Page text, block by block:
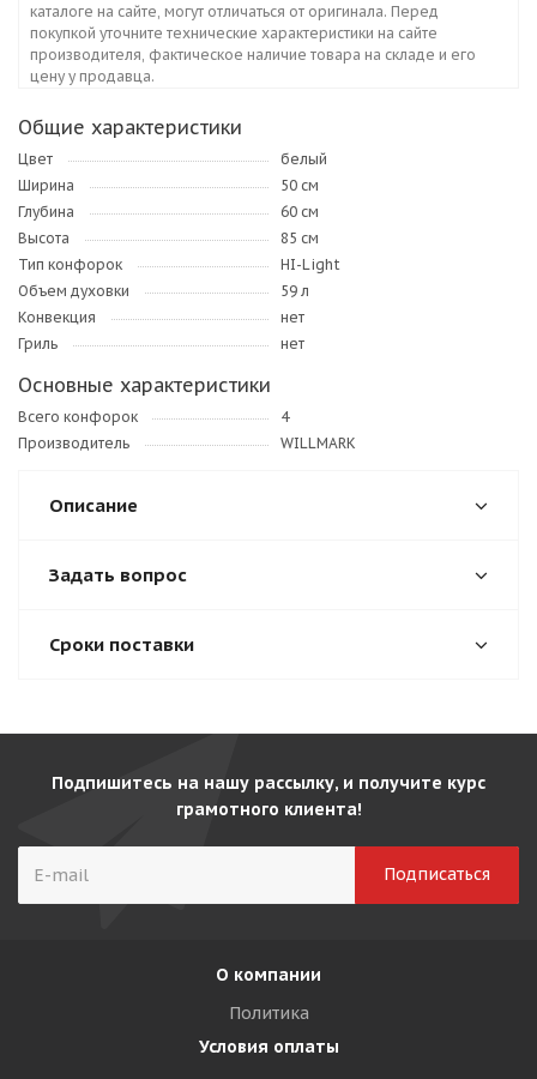
каталоге на сайте, могут отличаться от оригинала. Перед
покупкой уточните технические характеристики на сайте
производителя, фактическое наличие товара на складе и его
цену у продавца.
Общие характеристики
Цвет
белый
Ширина
50 см
Глубина
60 см
Высота
85 см
Тип конфорок
HI-Light
Объем духовки
59 л
Конвекция
нет
Гриль
нет
Основные характеристики
Всего конфорок
4
Производитель
WILLMARK
Описание
Задать вопрос
Сроки поставки
Подпишитесь на нашу рассылку, и получите курс
грамотного клиента!
О компании
Политика
Условия оплаты